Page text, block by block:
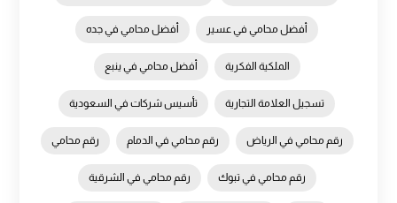
أفضل محامي في جده أفضل محامي في عسير
أفضل محامي في ينبع الملكية الفكرية
تأسيس شركات في السعودية تسجيل العلامة التجارية
رقم محامي رقم محامي في الدمام رقم محامي في الرياض
رقم محامي في الشرقية رقم محامي في تبوك